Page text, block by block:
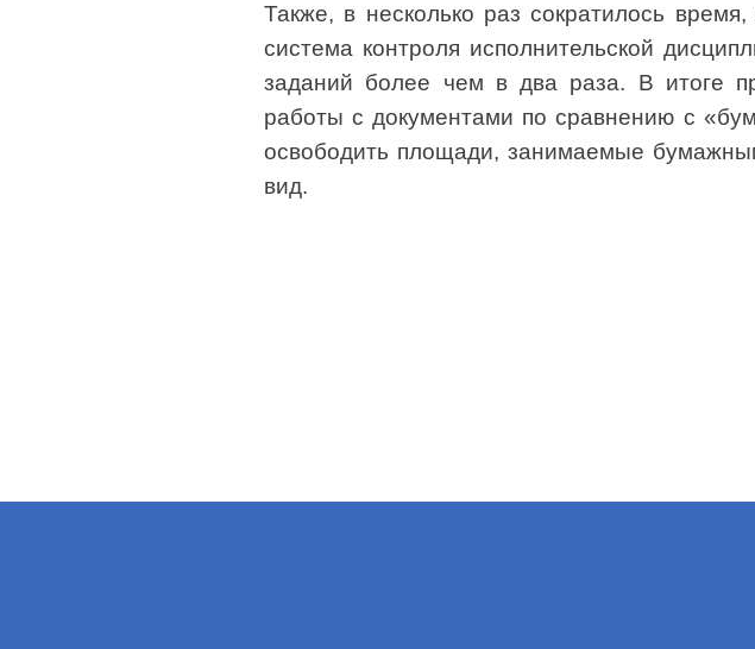
Также, в несколько раз сократилось
система контроля исполнительской
заданий более чем в два раза. В итоге
работы с документами по сравнению с
освободить площади, занимаемые
вид.